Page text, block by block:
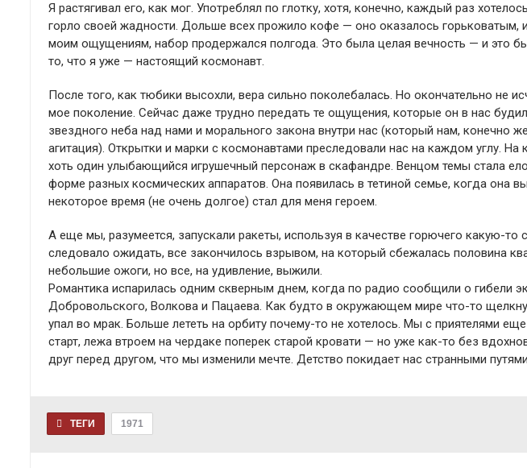
Я растягивал его, как мог. Употреблял по глотку, хотя, конечно, каждый раз
горло своей жадности. Дольше всех прожило кофе — оно оказалось горьковатым,
моим ощущениям, набор продержался полгода. Это была целая вечность — и это
то, что я уже — настоящий космонавт.
После того, как тюбики высохли, вера сильно поколебалась. Но окончательно не
мое поколение. Сейчас даже трудно передать те ощущения, которые он в нас
звездного неба над нами и морального закона внутри нас (который нам, конечно
агитация). Открытки и марки с космонавтами преследовали нас на каждом углу. На
хоть один улыбающийся игрушечный персонаж в скафандре. Венцом темы стала
форме разных космических аппаратов. Она появилась в тетиной семье, когда она
некоторое время (не очень долгое) стал для меня героем.
А еще мы, разумеется, запускали ракеты, используя в качестве горючего какую-
следовало ожидать, все закончилось взрывом, на который сбежалась половина
небольшие ожоги, но все, на удивление, выжили.
Романтика испарилась одним скверным днем, когда по радио сообщили о гибели
Добровольского, Волкова и Пацаева. Как будто в окружающем мире что-то
упал во мрак. Больше лететь на орбиту почему-то не хотелось. Мы с приятелями
старт, лежа втроем на чердаке поперек старой кровати — но уже как-то без
друг перед другом, что мы изменили мечте. Детство покидает нас странными
ТЕГИ 1971